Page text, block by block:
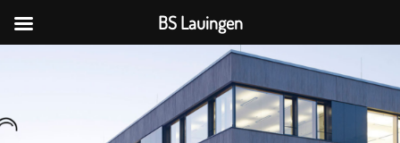
BS Lauingen